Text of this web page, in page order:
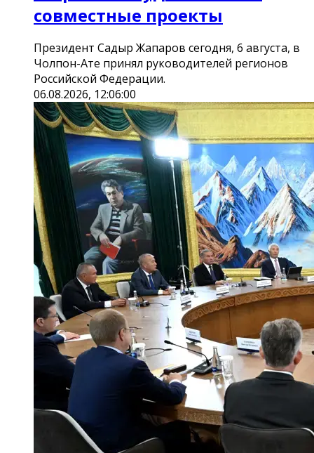
совместные проекты
Президент Садыр Жапаров сегодня, 6 августа, в
Чолпон-Ате принял руководителей регионов
Российской Федерации.
06.08.2026, 12:06:00